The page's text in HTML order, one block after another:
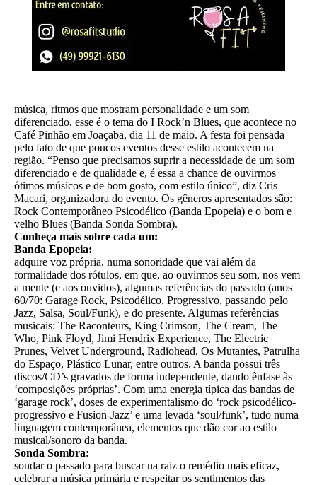
música, ritmos que mostram personalidade e um som
diferenciado, esse é o tema do I Rock’n Blues, que acontece no
Café Pinhão em Joaçaba, dia 11 de maio. A festa foi pensada
pelo fato de que poucos eventos desse estilo acontecem na
região. “Penso que precisamos suprir a necessidade de um som
diferenciado e de qualidade e, é essa a chance de ouvirmos
ótimos músicos e de bom gosto, com estilo único”, diz Cris
Macari, organizadora do evento. Os gêneros apresentados são:
Rock Contemporâneo Psicodélico (Banda Epopeia) e o bom e
velho Blues (Banda Sonda Sombra).
Conheça mais sobre cada um:
Banda Epopeia:
adquire voz própria, numa sonoridade que vai além da
formalidade dos rótulos, em que, ao ouvirmos seu som, nos vem
a mente (e aos ouvidos), algumas referências do passado (anos
60/70: Garage Rock, Psicodélico, Progressivo, passando pelo
Jazz, Salsa, Soul/Funk), e do presente. Algumas referências
musicais: The Raconteurs, King Crimson, The Cream, The
Who, Pink Floyd, Jimi Hendrix Experience, The Electric
Prunes, Velvet Underground, Radiohead, Os Mutantes, Patrulha
do Espaço, Plástico Lunar, entre outros. A banda possui três
discos/CD’s gravados de forma independente, dando ênfase às
‘composições próprias’. Com uma energia típica das bandas de
‘garage rock’, doses de experimentalismo do ‘rock psicodélico-
progressivo e Fusion-Jazz’ e uma levada ‘soul/funk’, tudo numa
linguagem contemporânea, elementos que dão cor ao estilo
musical/sonoro da banda.
Sonda Sombra:
sondar o passado para buscar na raiz o remédio mais eficaz,
celebrar a música primária e respeitar os sentimentos das